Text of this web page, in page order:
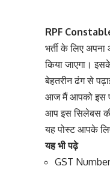
RPF
भर्ती के लिए
किया जाएगा।
बेहतरीन ढंग से
आज मैं आपको इस
आप इस सिलेबस की
यह पोस्ट आपके
यह भी पढ़े
GST